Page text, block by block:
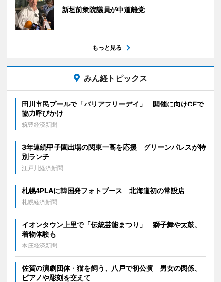
新垣前衆院議員が中道離党
もっと見る
みん経トピックス
田川市民プールで「バリアフリーデイ」 開催に向けCFで
協力呼びかけ
筑豊経済新聞
3年連続甲子園出場の関東一高を応援 グリーンパレスが特
別ランチ
江戸川経済新聞
札幌4PLAに韓国発フォトブース 北海道初の常設店
札幌経済新聞
イオンタウン上里で「伝統芸能まつり」 獅子舞や太鼓、
着物体験も
本庄経済新聞
佐賀の演劇団体・猫を飼う、八戸で初公演 男女の関係、
ピアノや彫刻を交えて